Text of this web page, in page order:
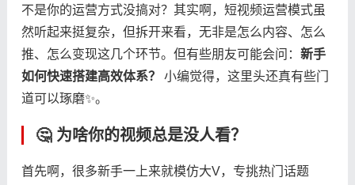
不是你的运营方式没搞对？其实啊，短视频运营模式虽
然听起来挺复杂，但拆开来看，无非是怎么内容、怎么
推、怎么变现这几个环节。但有些朋友可能会问：​ ​新手
如何快速搭建高效体系？​
​ 小编觉得，这里头还真有些门
道可以琢磨✨。
🤔 为啥你的视频总是没人看？
首先啊，很多新手一上来就模仿大V，专挑热门话题